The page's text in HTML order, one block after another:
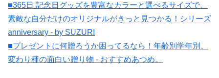
■365日 記念日グッズを豊富なカラーと選べるサイズで、
素敵な自分だけのオリジナルがきっと見つかる！シリーズ
anniversary - by SUZURI
■プレゼントに何贈ろうか困ってるなら！年齢別学年別、
変わり種の面白い贈り物 - おすすめあつめ。